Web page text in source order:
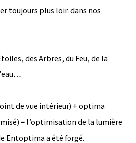
toujours plus loin dans nos
des Arbres, du Feu, de la
de vue intérieur) + optima
= l’optimisation de la lumière
Entoptima a été forgé.